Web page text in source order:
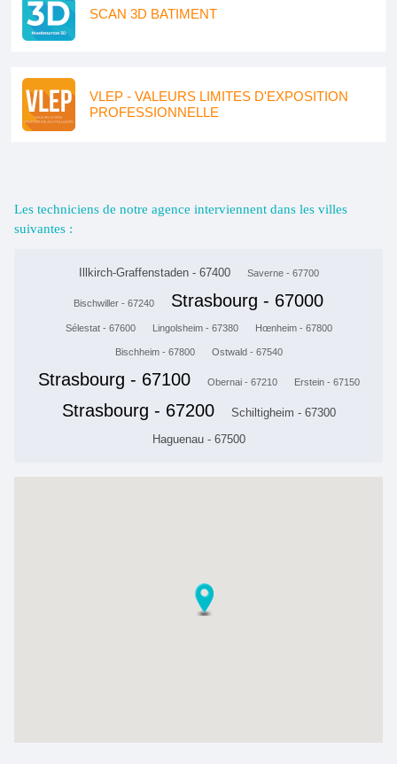
SCAN 3D BATIMENT
VLEP - VALEURS LIMITES D'EXPOSITION
PROFESSIONNELLE
Les techniciens de notre agence interviennent dans les villes
suivantes :
Illkirch-Graffenstaden - 67400 Saverne - 67700
Bischwiller - 67240 Strasbourg - 67000
Sélestat - 67600 Lingolsheim - 67380 Hœnheim - 67800
Bischheim - 67800 Ostwald - 67540
Strasbourg - 67100 Obernai - 67210 Erstein - 67150
Strasbourg - 67200
Schiltigheim - 67300
Haguenau - 67500